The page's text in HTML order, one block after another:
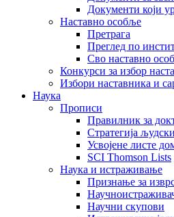
Документи који
Наставно особље
Претрага
Преглед по
Сво наставно
Конкурси за избор
Избори наставника и
Наука
Прописи
Правилник за
Стратегија
Усвојене листе
SCI Thomson Lists
Наука и истраживање
Признање за
Научни скупови